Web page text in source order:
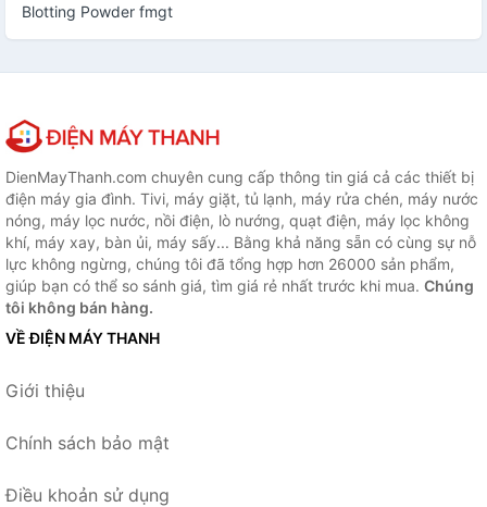
Blotting Powder fmgt
DienMayThanh.com chuyên cung cấp thông tin giá cả các thiết bị
điện máy gia đình. Tivi, máy giặt, tủ lạnh, máy rửa chén, máy nước
nóng, máy lọc nước, nồi điện, lò nướng, quạt điện, máy lọc không
khí, máy xay, bàn ủi, máy sấy... Bằng khả năng sẵn có cùng sự nỗ
lực không ngừng, chúng tôi đã tổng hợp hơn 26000 sản phẩm,
giúp bạn có thể so sánh giá, tìm giá rẻ nhất trước khi mua. Chúng
tôi không bán hàng.
VỀ ĐIỆN MÁY THANH
Giới thiệu
Chính sách bảo mật
Điều khoản sử dụng